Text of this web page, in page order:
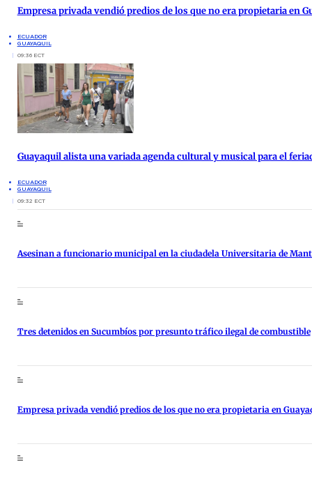
Empresa privada vendió predios de los que no era propietaria en
ECUADOR
GUAYAQUIL
09:36 ECT
Guayaquil alista una variada agenda cultural y musical para el
ECUADOR
GUAYAQUIL
09:32 ECT
Asesinan a funcionario municipal en la ciudadela Universitaria de
Tres detenidos en Sucumbíos por presunto tráfico ilegal de combustible
Empresa privada vendió predios de los que no era propietaria en